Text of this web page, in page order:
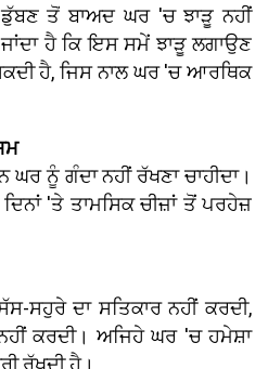
ਡੁੱਬਣ ਤੋਂ ਬਾਅਦ ਘਰ 'ਚ ਝਾੜੂ ਨਹੀਂ
ਹੈ ਕਿ ਇਸ ਸਮੇਂ ਝਾੜੂ ਲਗਾਉਣ
ਹੈ, ਜਿਸ ਨਾਲ ਘਰ 'ਚ ਆਰਥਿਕ
ਨੂੰ ਗੰਦਾ ਨਹੀਂ ਰੱਖਣਾ ਚਾਹੀਦਾ।
'ਤੇ ਤਾਮਸਿਕ ਚੀਜ਼ਾਂ ਤੋਂ ਪਰਹੇਜ਼
ਦਾ ਸਤਿਕਾਰ ਨਹੀਂ ਕਰਦੀ,
ਕਰਦੀ। ਅਜਿਹੇ ਘਰ 'ਚ ਹਮੇਸ਼ਾ
ਰੱਖਦੀ ਹੈ।